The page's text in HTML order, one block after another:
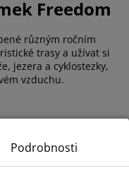
Freedom
různým ročním
trasy a užívat si
jezera a cyklostezky,
vzduchu.
plochách
Podrobnosti